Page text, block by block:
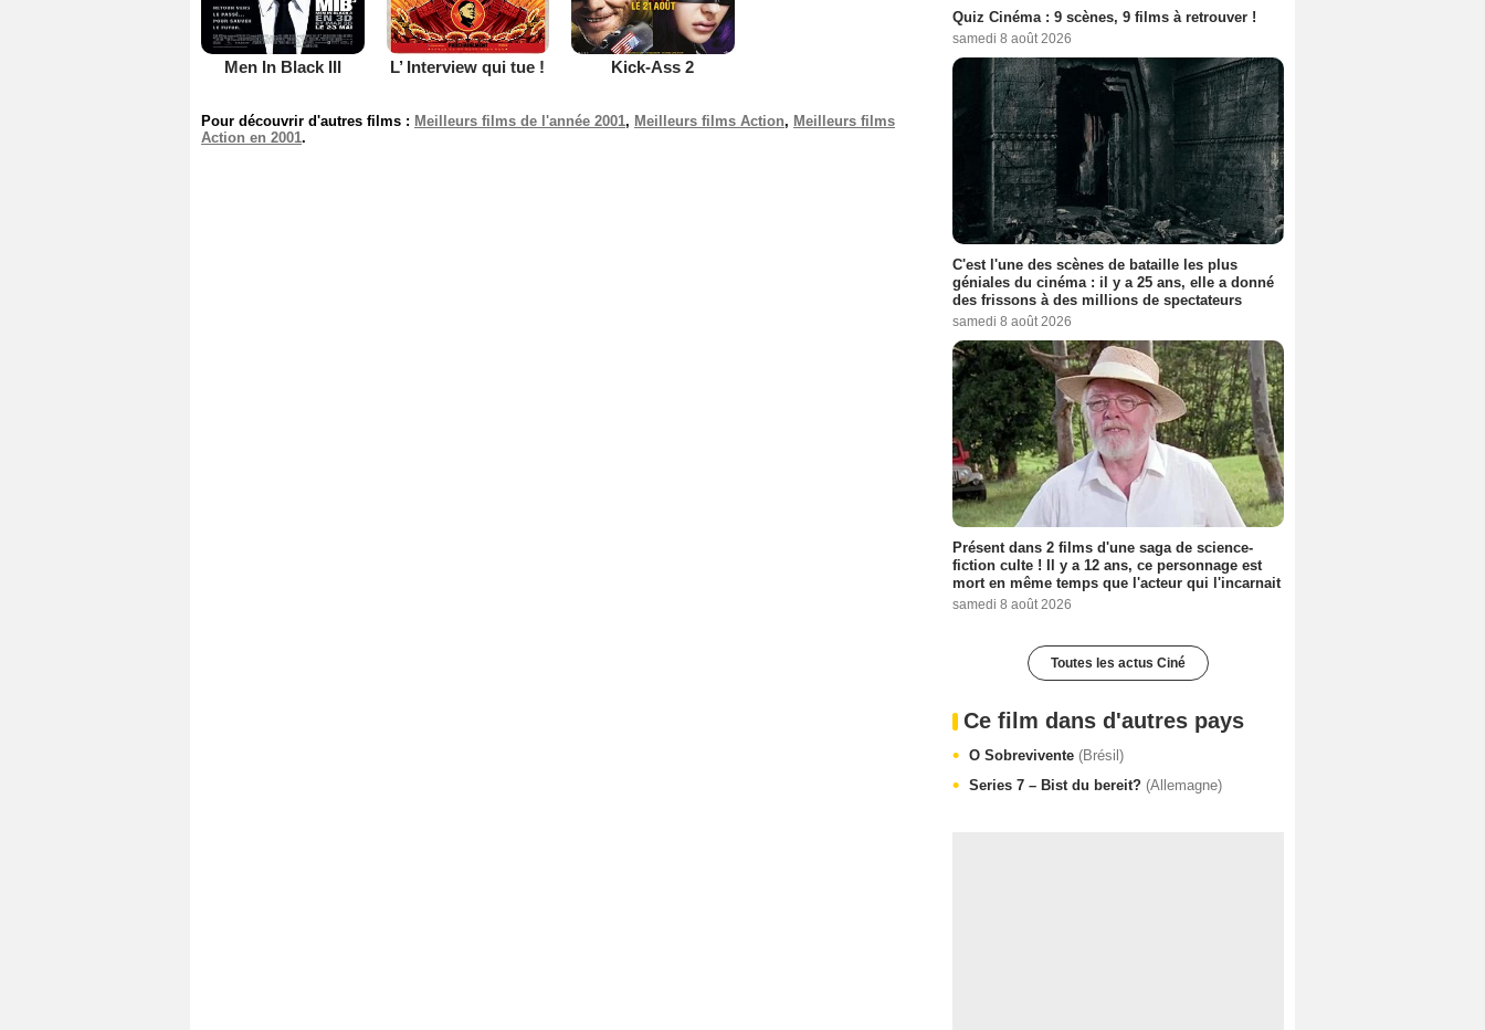
Men In Black III L’ Interview qui tue ! Kick-Ass 2
Pour découvrir d'autres films : Meilleurs films de l'année 2001, Meilleurs films Action, Meilleurs films
Action en 2001.
Quiz Cinéma : 9 scènes, 9 films à retrouver !
samedi 8 août 2026
C'est l'une des scènes de bataille les plus
géniales du cinéma : il y a 25 ans, elle a donné
des frissons à des millions de spectateurs
samedi 8 août 2026
Présent dans 2 films d'une saga de science-
fiction culte ! Il y a 12 ans, ce personnage est
mort en même temps que l'acteur qui l'incarnait
samedi 8 août 2026
Toutes les actus Ciné
Ce film dans d'autres pays
O Sobrevivente (Brésil)
Series 7 – Bist du bereit? (Allemagne)